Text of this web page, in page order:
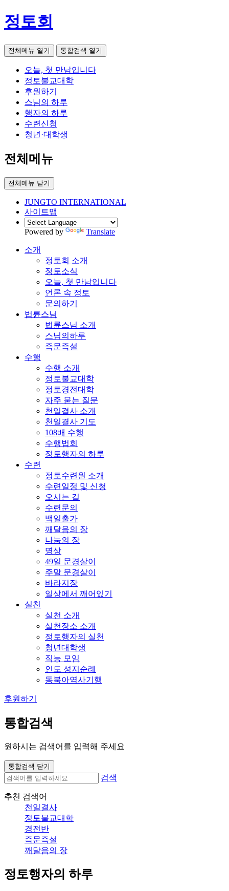
정토회
전체메뉴 열기 통합검색 열기
오늘, 첫 만남입니다
정토불교대학
후원하기
스님의 하루
행자의 하루
수련신청
청년·대학생
전체메뉴
전체메뉴 닫기
JUNGTO INTERNATIONAL
사이트맵
Powered by Translate
소개
정토회 소개
정토소식
오늘, 첫 만남입니다
언론 속 정토
문의하기
법륜스님
법륜스님 소개
스님의하루
즉문즉설
수행
수행 소개
정토불교대학
정토경전대학
자주 묻는 질문
천일결사 소개
천일결사 기도
108배 수행
수행법회
정토행자의 하루
수련
정토수련원 소개
수련일정 및 신청
오시는 길
수련문의
백일출가
깨달음의 장
나눔의 장
명상
49일 문경살이
주말 문경살이
바라지장
일상에서 깨어있기
실천
실천 소개
실천장소 소개
정토행자의 실천
청년대학생
직능 모임
인도 성지순례
동북아역사기행
후원하기
통합검색
원하시는 검색어를 입력해 주세요
통합검색 닫기
검색
추천 검색어
천일결사
정토불교대학
경전반
즉문즉설
깨달음의 장
정토행자의 하루